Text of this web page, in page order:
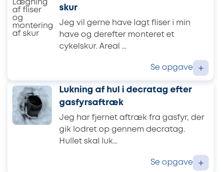
skur
Jeg vil gerne have lagt fliser i min
have og derefter monteret et
cykelskur. Areal ...
Se opgave +
Lukning af hul i decratag efter
gasfyrsaftræk
Jeg har fjernet aftræk fra gasfyr, der
gik lodret op gennem decratag.
Hullet skal luk...
Se opgave +